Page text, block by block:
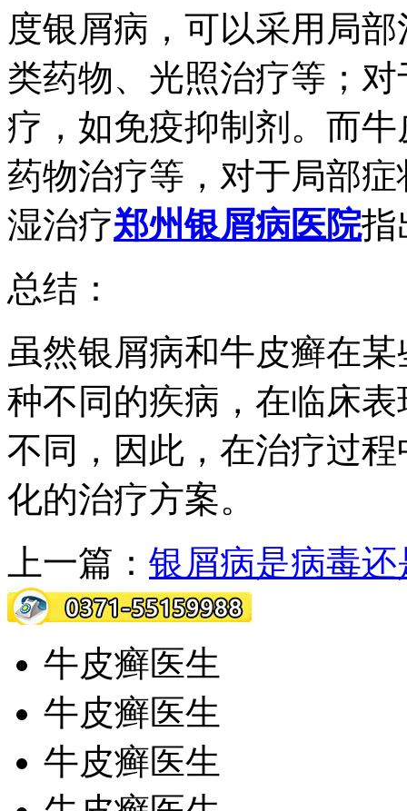
度银屑病，可以采用局
类药物、光照治疗等；
疗，如免疫抑制剂。而
药物治疗等，对于局部
湿治疗郑州银屑病医院指
总结：
虽然银屑病和牛皮癣在
种不同的疾病，在临床
不同，因此，在治疗过
化的治疗方案。
上一篇： 银屑病是病毒还
牛皮癣医生
牛皮癣医生
牛皮癣医生